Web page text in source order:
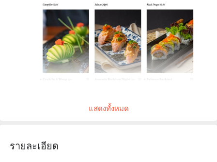
แสดงทั้งหมด
รายละเอียด